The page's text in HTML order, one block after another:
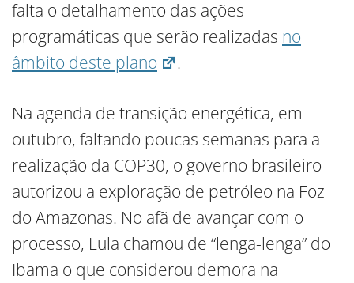
falta o detalhamento das ações
programáticas que serão realizadas no
âmbito deste plano
.
Na agenda de transição energética, em
outubro, faltando poucas semanas para a
realização da COP30, o governo brasileiro
autorizou a exploração de petróleo na Foz
do Amazonas. No afã de avançar com o
processo, Lula chamou de “lenga-lenga” do
Ibama o que considerou demora na